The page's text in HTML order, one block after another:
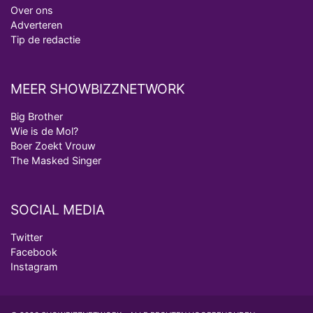
Over ons
Adverteren
Tip de redactie
MEER SHOWBIZZNETWORK
Big Brother
Wie is de Mol?
Boer Zoekt Vrouw
The Masked Singer
SOCIAL MEDIA
Twitter
Facebook
Instagram